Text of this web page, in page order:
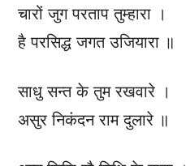
चारों जुग परताप तुम्हारा ।
है परसिद्ध जगत उजियारा ॥
साधु सन्त के तुम रखवारे ।
असुर निकंदन राम दुलारे ॥